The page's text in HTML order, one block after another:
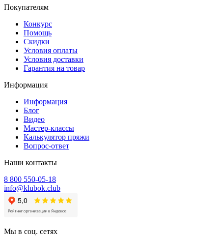
Покупателям
Конкурс
Помощь
Скидки
Условия оплаты
Условия доставки
Гарантия на товар
Информация
Информация
Блог
Видео
Мастер-классы
Калькулятор пряжи
Вопрос-ответ
Наши контакты
8 800 550-05-18
info@klubok.club
Мы в соц. сетях